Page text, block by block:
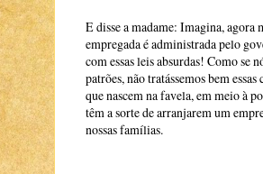
E disse a madame: Imagina, agora
empregada é administrada pelo
com essas leis absurdas! Como se
patrões, não tratássemos bem essas
que nascem na favela, em meio à
têm a sorte de arranjarem um
nossas famílias.